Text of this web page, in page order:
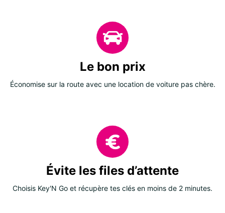
Le bon prix
Économise sur la route avec une location de voiture pas chère.
Évite les files d’attente
Choisis Key'N Go et récupère tes clés en moins de 2 minutes.